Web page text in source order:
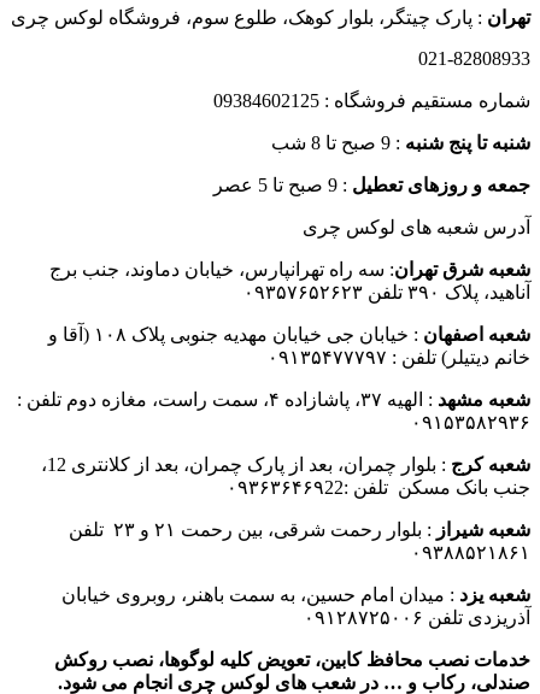
تهران : پارک چیتگر، بلوار کوهک، طلوع سوم، فروشگاه لوکس چری
021-82808933
شماره مستقیم فروشگاه : 09384602125
شنبه تا پنج شنبه : 9 صبح تا 8 شب
جمعه و روزهای تعطیل : 9 صبح تا 5 عصر
آدرس شعبه های لوکس چری
شعبه شرق تهران: سه راه تهرانپارس، خیابان دماوند، جنب برج
آناهید، پلاک ۳۹۰ تلفن ۰۹۳۵۷۶۵۲۶۲۳
شعبه اصفهان
: خیابان جی خیابان مهدیه جنوبی پلاک ۱۰۸ (آقا و
خانم دیتیلر) تلفن : ۰۹۱۳۵۴۷۷۷۹۷
شعبه مشهد
: الهیه ۳۷، پاشازاده ۴، سمت راست، مغازه دوم تلفن :
۰۹۱۵۳۵۸۲۹۳۶
شعبه کرج
: بلوار چمران، بعد از پارک چمران، بعد از کلانتری 12،
جنب بانک مسکن تلفن :۰۹۳۶۳۶۴۶۹22
شعبه شیراز
: بلوار رحمت شرقی، بین رحمت ۲۱ و ۲۳ تلفن
۰۹۳۸۸۵۲۱۸۶۱
شعبه یزد : میدان امام حسین، به سمت باهنر، روبروی خیابان
آذریزدی تلفن ۰۹۱۲۸۷۲۵۰۰۶
خدمات نصب محافظ کابین، تعویض کلیه لوگوها، نصب روکش
صندلی، رکاب و … در شعب های لوکس چری انجام می شود.